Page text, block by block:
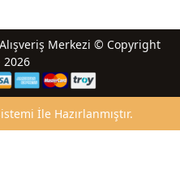
Merkezi © Copyright
2026
İle Hazırlanmıştır.